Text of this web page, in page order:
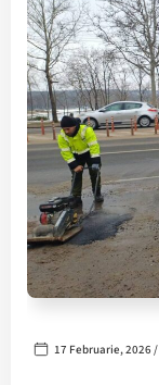
17 Februarie, 2026 /